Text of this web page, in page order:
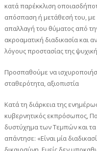
κατά παρέκκλιση
απόσπαση ή μετάθεσή του, με
απαλλαγή του θύματος από
ακροαματική διαδικασία και
λόγους προστασίας της
Προσπαθούμε να
σταθερότητα, αξιοπιστία
Κατά τη διάρκεια της
κυβερνητικός εκπρόσωπος,
δυστύχημα των Τεμπών και
απάντησε: «Είναι μία